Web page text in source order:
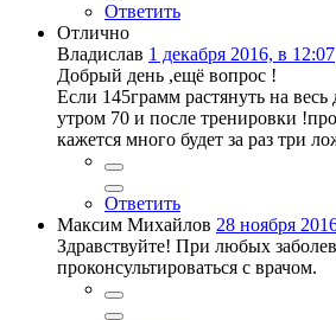
Ответить
Отлично
Владислав 1 декабря 2016, в 12:07
Добрый день ,ещё вопрос !
Если 145грамм растянуть на
утром 70 и после тренировки
кажется много будет за раз три
Ответить
Максим Михайлов 28 ноября
Здравствуйте! При любых
проконсультироваться с врачом.